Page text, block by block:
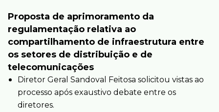
Proposta de aprimoramento da
regulamentação relativa ao
compartilhamento de infraestrutura entre
os setores de distribuição e de
telecomunicações
Diretor Geral Sandoval Feitosa solicitou vistas ao
processo após exaustivo debate entre os
diretores.